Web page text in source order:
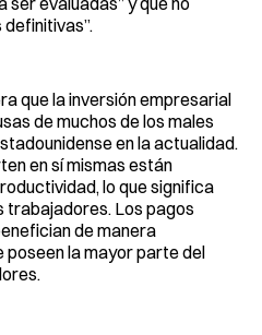
que la inversión empresarial
de muchos de los males
en la actualidad.
en sí mismas están
lo que significa
trabajadores. Los pagos
de manera
poseen la mayor parte del